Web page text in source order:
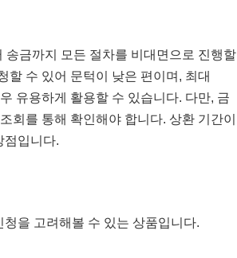
금까지 모든 절차를 비대면으로 진행할
할 수 있어 문턱이 낮은 편이며, 최대
유용하게 활용할 수 있습니다. 다만, 금
회를 통해 확인해야 합니다. 상환 기간이
점입니다.
을 고려해볼 수 있는 상품입니다.